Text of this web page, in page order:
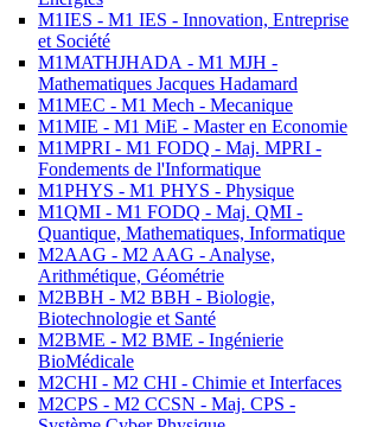
M1IES - M1 IES - Innovation, Entreprise
et Société
M1MATHJHADA - M1 MJH -
Mathematiques Jacques Hadamard
M1MEC - M1 Mech - Mecanique
M1MIE - M1 MiE - Master en Economie
M1MPRI - M1 FODQ - Maj. MPRI -
Fondements de l'Informatique
M1PHYS - M1 PHYS - Physique
M1QMI - M1 FODQ - Maj. QMI -
Quantique, Mathematiques, Informatique
M2AAG - M2 AAG - Analyse,
Arithmétique, Géométrie
M2BBH - M2 BBH - Biologie,
Biotechnologie et Santé
M2BME - M2 BME - Ingénierie
BioMédicale
M2CHI - M2 CHI - Chimie et Interfaces
M2CPS - M2 CCSN - Maj. CPS -